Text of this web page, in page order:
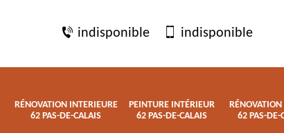
indisponible indisponible
RÉNOVATION INTERIEURE
62 PAS-DE-CALAIS
PEINTURE INTÉRIEUR
62 PAS-DE-CALAIS
RÉNOVATION
62 PAS-DE-